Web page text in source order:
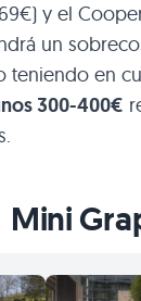
y el
un
teniendo en
300-400€
Mini